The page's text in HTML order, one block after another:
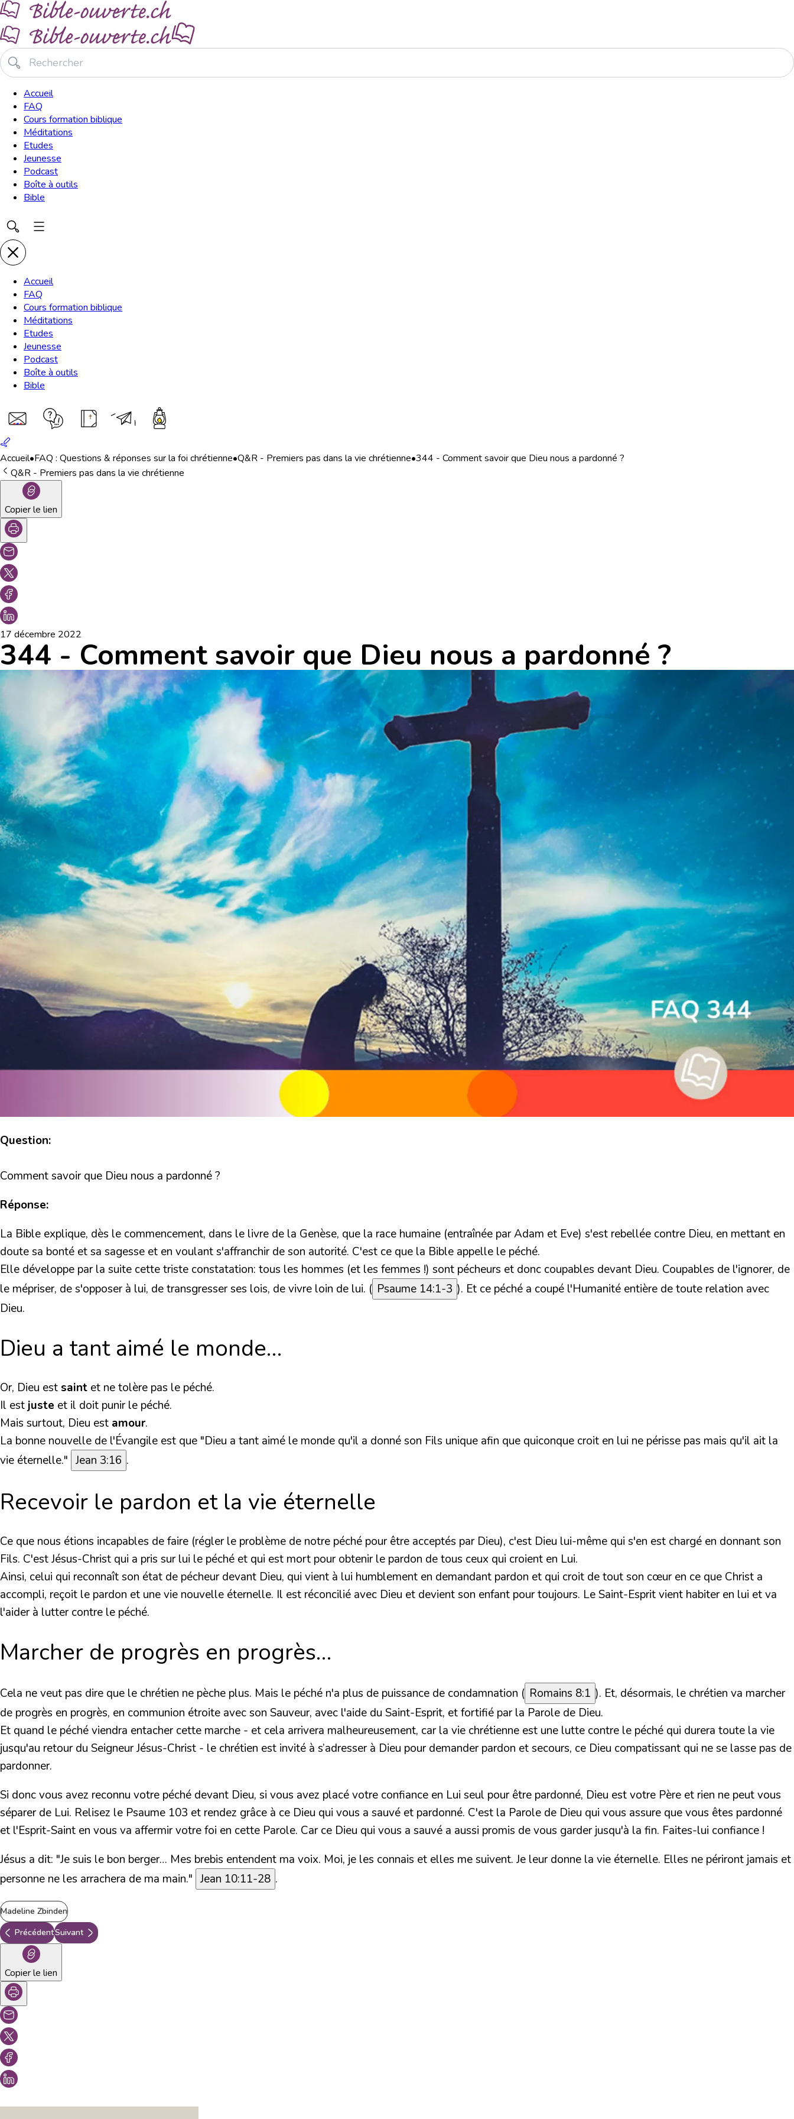
Accueil
FAQ
Cours formation biblique
Méditations
Etudes
Jeunesse
Podcast
Boîte à outils
Bible
Accueil
FAQ
Cours formation biblique
Méditations
Etudes
Jeunesse
Podcast
Boîte à outils
Bible
Accueil•FAQ : Questions & réponses sur la foi chrétienne•Q&R - Premiers pas dans la vie chrétienne•344 - Comment savoir que Dieu nous a pardonné ?
Q&R - Premiers pas dans la vie chrétienne
Copier le lien
17 décembre 2022
344 - Comment savoir que Dieu nous a pardonné ?
Question:
Comment savoir que Dieu nous a pardonné ?
Réponse:
La Bible explique, dès le commencement, dans le livre de la Genèse, que la race humaine (entraînée par Adam et Eve) s'est rebellée contre Dieu, en mettant en
doute sa bonté et sa sagesse et en voulant s'affranchir de son autorité. C'est ce que la Bible appelle le péché.
Elle développe par la suite cette triste constatation: tous les hommes (et les femmes !) sont pécheurs et donc coupables devant Dieu. Coupables de l'ignorer, de
le mépriser, de s'opposer à lui, de transgresser ses lois, de vivre loin de lui. ( Psaume 14:1-3 ). Et ce péché a coupé l'Humanité entière de toute relation avec
Dieu.
Dieu a tant aimé le monde…
Or, Dieu est saint et ne tolère pas le péché.
Il est juste et il doit punir le péché.
Mais surtout, Dieu est amour.
La bonne nouvelle de l'Évangile est que "Dieu a tant aimé le monde qu'il a donné son Fils unique afin que quiconque croit en lui ne périsse pas mais qu'il ait la
vie éternelle." Jean 3:16 .
Recevoir le pardon et la vie éternelle
Ce que nous étions incapables de faire (régler le problème de notre péché pour être acceptés par Dieu), c'est Dieu lui-même qui s'en est chargé en donnant son
Fils. C'est Jésus-Christ qui a pris sur lui le péché et qui est mort pour obtenir le pardon de tous ceux qui croient en Lui.
Ainsi, celui qui reconnaît son état de pécheur devant Dieu, qui vient à lui humblement en demandant pardon et qui croit de tout son cœur en ce que Christ a
accompli, reçoit le pardon et une vie nouvelle éternelle. Il est réconcilié avec Dieu et devient son enfant pour toujours. Le Saint-Esprit vient habiter en lui et va
l'aider à lutter contre le péché.
Marcher de progrès en progrès…
Cela ne veut pas dire que le chrétien ne pèche plus. Mais le péché n'a plus de puissance de condamnation ( Romains 8:1 ). Et, désormais, le chrétien va marcher
de progrès en progrès, en communion étroite avec son Sauveur, avec l'aide du Saint-Esprit, et fortifié par la Parole de Dieu.
Et quand le péché viendra entacher cette marche - et cela arrivera malheureusement, car la vie chrétienne est une lutte contre le péché qui durera toute la vie
jusqu'au retour du Seigneur Jésus-Christ - le chrétien est invité à s’adresser à Dieu pour demander pardon et secours, ce Dieu compatissant qui ne se lasse pas de
pardonner.
Si donc vous avez reconnu votre péché devant Dieu, si vous avez placé votre confiance en Lui seul pour être pardonné, Dieu est votre Père et rien ne peut vous
séparer de Lui. Relisez le Psaume 103 et rendez grâce à ce Dieu qui vous a sauvé et pardonné. C'est la Parole de Dieu qui vous assure que vous êtes pardonné
et l'Esprit-Saint en vous va affermir votre foi en cette Parole. Car ce Dieu qui vous a sauvé a aussi promis de vous garder jusqu'à la fin. Faites-lui confiance !
Jésus a dit: "Je suis le bon berger… Mes brebis entendent ma voix. Moi, je les connais et elles me suivent. Je leur donne la vie éternelle. Elles ne périront jamais et
personne ne les arrachera de ma main." Jean 10:11-28 .
Madeline Zbinden
PrécédentSuivant
Copier le lien